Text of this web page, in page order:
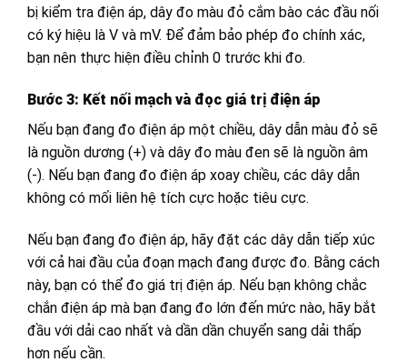
bị kiểm tra điện áp, dây đo màu đỏ cắm bào các đầu nối
có ký hiệu là V và mV. Để đảm bảo phép đo chính xác,
bạn nên thực hiện điều chỉnh 0 trước khi đo.
Bước 3: Kết nối mạch và đọc giá trị điện áp
Nếu bạn đang đo điện áp một chiều, dây dẫn màu đỏ sẽ
là nguồn dương (+) và dây đo màu đen sẽ là nguồn âm
(-). Nếu bạn đang đo điện áp xoay chiều, các dây dẫn
không có mối liên hệ tích cực hoặc tiêu cực.
Nếu bạn đang đo điện áp, hãy đặt các dây dẫn tiếp xúc
với cả hai đầu của đoạn mạch đang được đo. Bằng cách
này, bạn có thể đo giá trị điện áp. Nếu bạn không chắc
chắn điện áp mà bạn đang đo lớn đến mức nào, hãy bắt
đầu với dải cao nhất và dần dần chuyển sang dải thấp
hơn nếu cần.